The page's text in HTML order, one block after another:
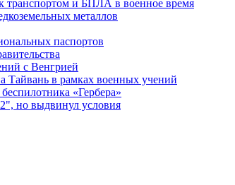
транспортом и БПЛА в военное время
металлов
паспортов
с Венгрией
Тайвань в рамках военных учений
«Гербера»
но выдвинул условия